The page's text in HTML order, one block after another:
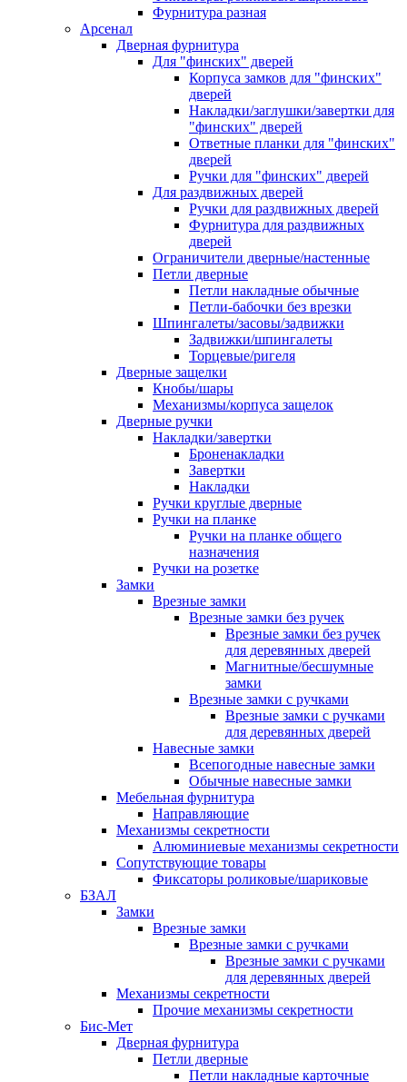
Фурнитура разная
Арсенал
Дверная фурнитура
Для "финских" дверей
Корпуса замков для "финских"
дверей
Накладки/заглушки/завертки для
"финских" дверей
Ответные планки для "финских"
дверей
Ручки для "финских" дверей
Для раздвижных дверей
Ручки для раздвижных дверей
Фурнитура для раздвижных
дверей
Ограничители дверные/настенные
Петли дверные
Петли накладные обычные
Петли-бабочки без врезки
Шпингалеты/засовы/задвижки
Задвижки/шпингалеты
Торцевые/ригеля
Дверные защелки
Кнобы/шары
Механизмы/корпуса защелок
Дверные ручки
Накладки/завертки
Броненакладки
Завертки
Накладки
Ручки круглые дверные
Ручки на планке
Ручки на планке общего
назначения
Ручки на розетке
Замки
Врезные замки
Врезные замки без ручек
Врезные замки без ручек
для деревянных дверей
Магнитные/бесшумные
замки
Врезные замки с ручками
Врезные замки с ручками
для деревянных дверей
Навесные замки
Всепогодные навесные замки
Обычные навесные замки
Мебельная фурнитура
Направляющие
Механизмы секретности
Алюминиевые механизмы секретности
Сопутствующие товары
Фиксаторы роликовые/шариковые
БЗАЛ
Замки
Врезные замки
Врезные замки с ручками
Врезные замки с ручками
для деревянных дверей
Механизмы секретности
Прочие механизмы секретности
Бис-Мет
Дверная фурнитура
Петли дверные
Петли накладные карточные